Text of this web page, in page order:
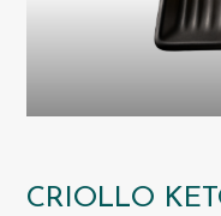
CRIOLLO